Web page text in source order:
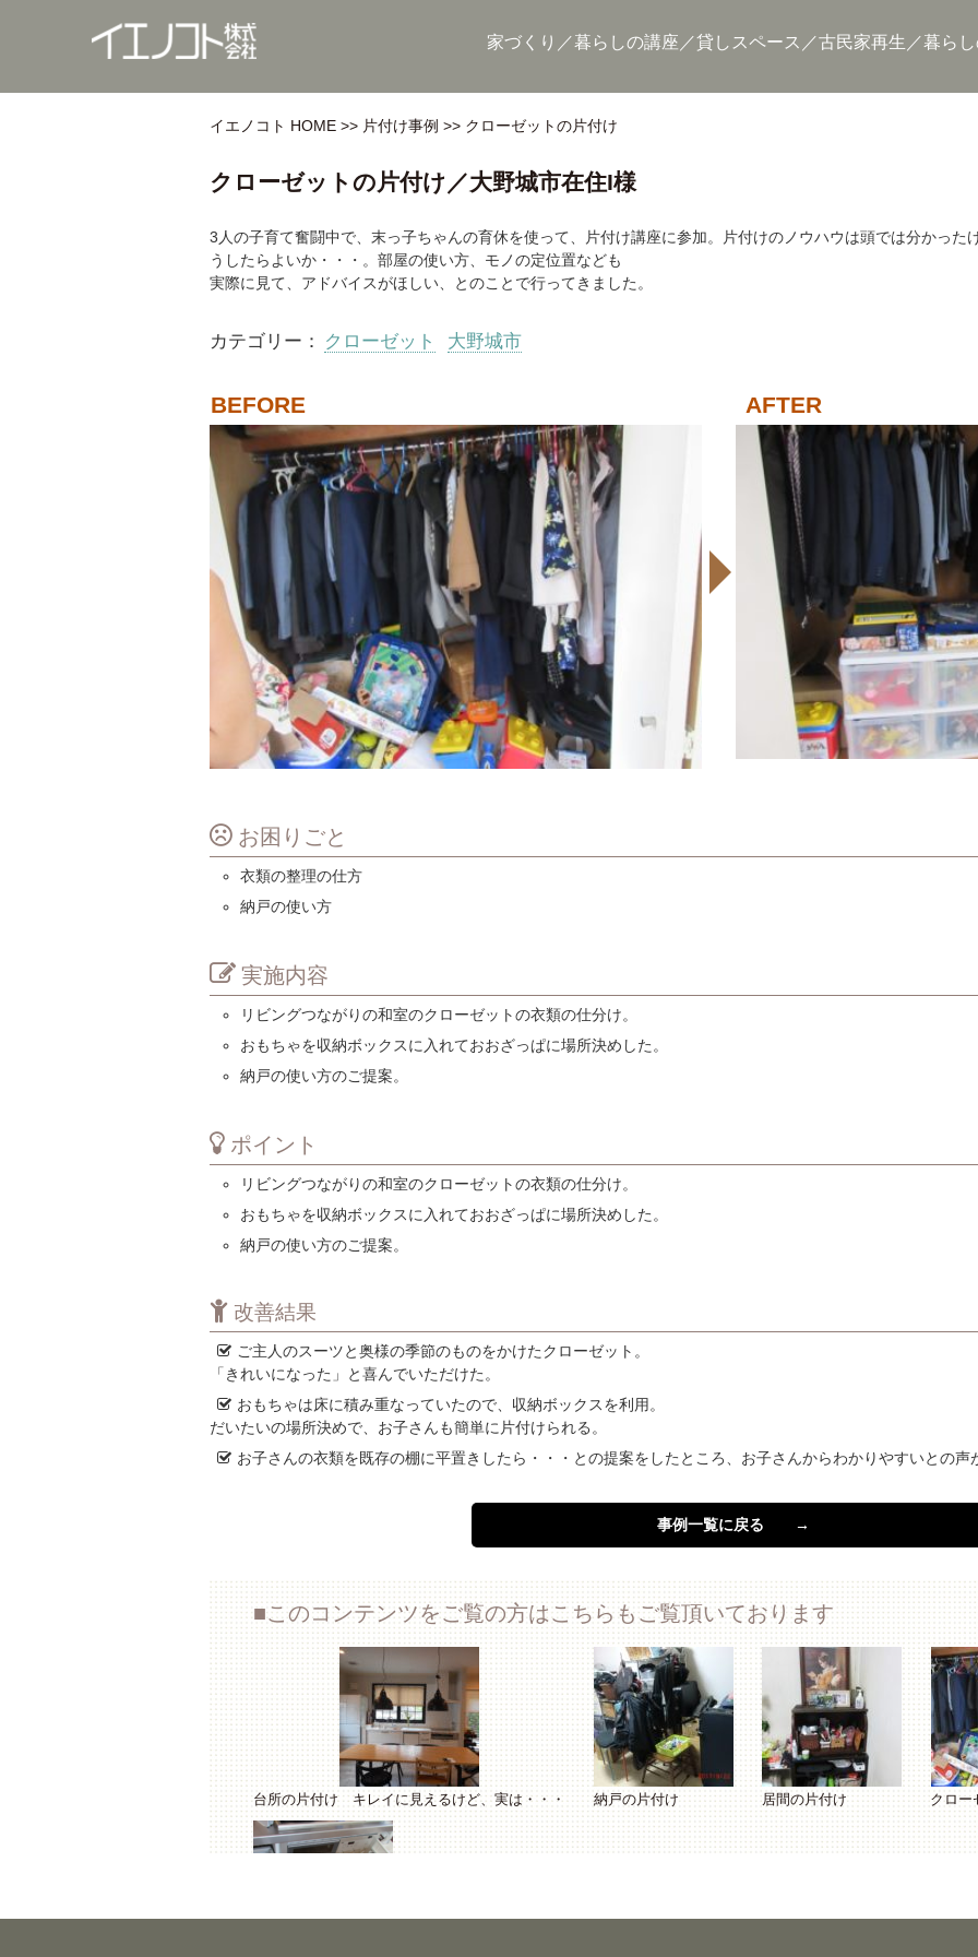
家づくり 暮らしの講座 貸しスペース 古民家再生 暮ら
イエノコト HOME 片付け事例 クローゼットの片付け
クローゼットの片付け／大野城市在住I様
3人の子育て奮闘中で、末っ子ちゃんの育休を使って、片付け講座に参加。片付けのノウハウは頭では分かった
うしたらよいか・・・。部屋の使い方、モノの定位置なども
実際に見て、アドバイスがほしい、とのことで行ってきました。
カテゴリー： クローゼット 大野城市
お困りごと
衣類の整理の仕方
納戸の使い方
実施内容
リビングつながりの和室のクローゼットの衣類の仕分け。
おもちゃを収納ボックスに入れておおざっぱに場所決めした。
納戸の使い方のご提案。
ポイント
リビングつながりの和室のクローゼットの衣類の仕分け。
おもちゃを収納ボックスに入れておおざっぱに場所決めした。
納戸の使い方のご提案。
改善結果
ご主人のスーツと奥様の季節のものをかけたクローゼット。
「きれいになった」と喜んでいただけた。
おもちゃは床に積み重なっていたので、収納ボックスを利用。
だいたいの場所決めで、お子さんも簡単に片付けられる。
お子さんの衣類を既存の棚に平置きしたら・・・との提案をしたところ、お子さんからわかりやすいとの声
事例一覧に戻る →
このコンテンツをご覧の方はこちらもご覧頂いております
台所の片付け キレイに見えるけど、実は・・・ 納戸の片付け 居間の片付け クロー